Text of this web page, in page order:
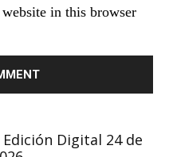
in this browser